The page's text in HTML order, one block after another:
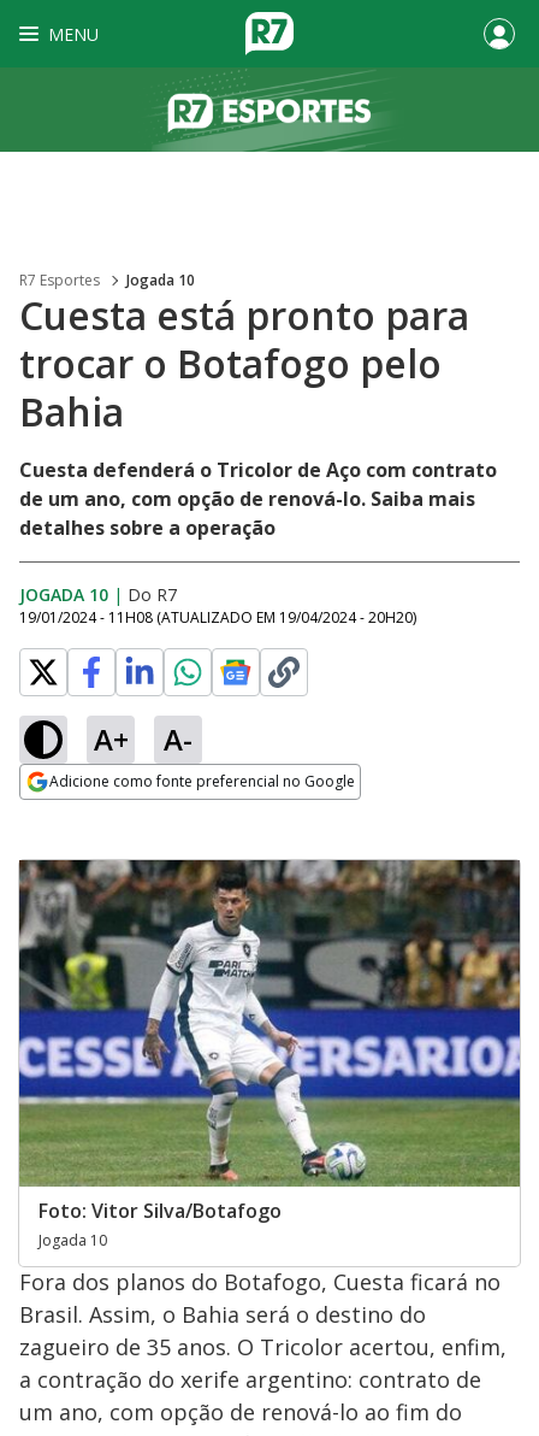
MENU
R7 Esportes Jogada 10
Cuesta está pronto para
trocar o Botafogo pelo
Bahia
Cuesta defenderá o Tricolor de Aço com contrato
de um ano, com opção de renová-lo. Saiba mais
detalhes sobre a operação
JOGADA 10 | Do R7
19/01/2024 - 11H08 (ATUALIZADO EM 19/04/2024 - 20H20)
A+ A-
Adicione como fonte preferencial no Google
Foto: Vitor Silva/Botafogo
Jogada 10
Fora dos planos do Botafogo, Cuesta ficará no
Brasil. Assim, o Bahia será o destino do
zagueiro de 35 anos. O Tricolor acertou, enfim,
a contração do xerife argentino: contrato de
um ano, com opção de renová-lo ao fim do